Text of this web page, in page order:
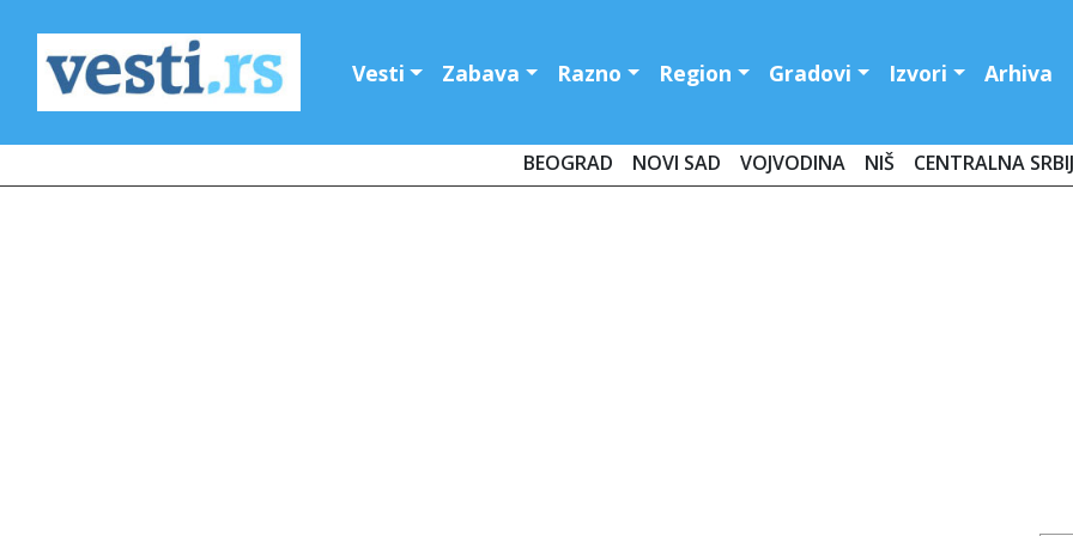
Vesti Zabava Razno Region Gradovi Izvori Arhiva
BEOGRAD NOVI SAD VOJVODINA NIŠ CENTRALNA